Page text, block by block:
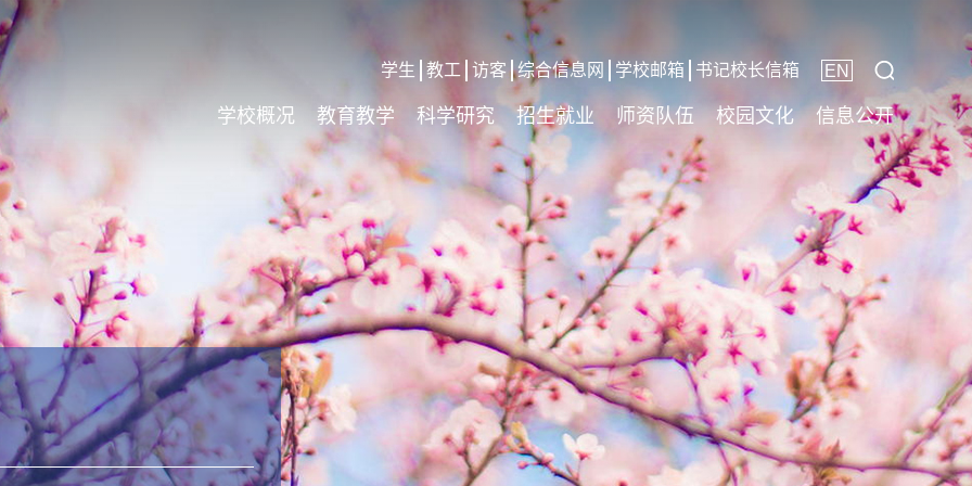
学生 教工 访客 综合信息网 学校邮箱 书记校长信箱 EN
学校概况 教育教学 科学研究 招生就业 师资队伍 校园文化 信息公开